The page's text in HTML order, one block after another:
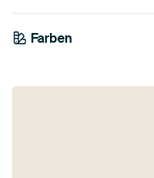
Farben
Grau
Grün
Teal